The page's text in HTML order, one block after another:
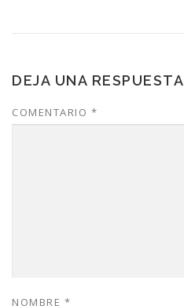
DEJA UNA RESPUESTA
COMENTARIO *
NOMBRE *